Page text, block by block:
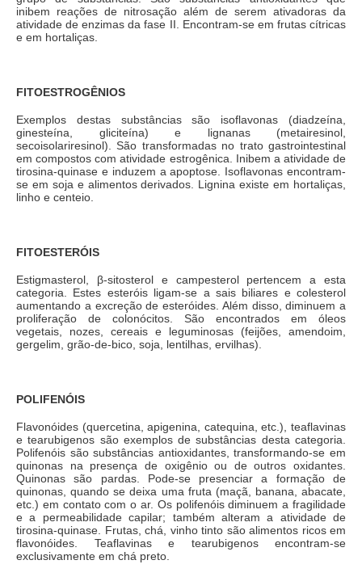
inibem reações de nitrosação além de serem ativadoras da
atividade de enzimas da fase II. Encontram-se em frutas cítricas
e em hortaliças.
FITOESTROGÊNIOS
Exemplos destas substâncias são isoflavonas (diadzeína,
ginesteína, gliciteína) e lignanas (metairesinol,
secoisolariresinol). São transformadas no trato gastrointestinal
em compostos com atividade estrogênica. Inibem a atividade de
tirosina-quinase e induzem a apoptose. Isoflavonas encontram-
se em soja e alimentos derivados. Lignina existe em hortaliças,
linho e centeio.
FITOESTERÓIS
Estigmasterol, β-sitosterol e campesterol pertencem a esta
categoria. Estes esteróis ligam-se a sais biliares e colesterol
aumentando a excreção de esteróides. Além disso, diminuem a
proliferação de colonócitos. São encontrados em óleos
vegetais, nozes, cereais e leguminosas (feijões, amendoim,
gergelim, grão-de-bico, soja, lentilhas, ervilhas).
POLIFENÓIS
Flavonóides (quercetina, apigenina, catequina, etc.), teaflavinas
e tearubigenos são exemplos de substâncias desta categoria.
Polifenóis são substâncias antioxidantes, transformando-se em
quinonas na presença de oxigênio ou de outros oxidantes.
Quinonas são pardas. Pode-se presenciar a formação de
quinonas, quando se deixa uma fruta (maçã, banana, abacate,
etc.) em contato com o ar. Os polifenóis diminuem a fragilidade
e a permeabilidade capilar; também alteram a atividade de
tirosina-quinase. Frutas, chá, vinho tinto são alimentos ricos em
flavonóides. Teaflavinas e tearubigenos encontram-se
exclusivamente em chá preto.